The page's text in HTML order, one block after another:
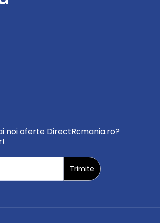
noi oferte DirectRomania.ro?